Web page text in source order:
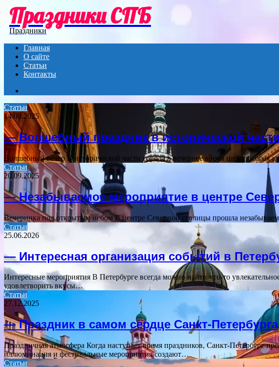
Menu
Праздники СПБ
Праздники
Главная
О сайте
Статьи
Контакты
Статьи
14.08.2025
— Волшебный праздник в исторической
Волшебный вечер В исторической части города в вечернее время царит
Статьи
20.09.2025
— Незабываемое мероприятие в центре
Вечеринка под открытым небом В центре Северной столицы прошла
Статьи
25.06.2026
— Интересная организация событий в
Интересные мероприятия В Петербурге всегда можно найти что-то
удовлетворить вкусы…
Статьи
27.12.2025
— Праздник в самом сердце Санкт-Петербурга
Праздничная атмосфера Когда наступает время праздников, Санкт-Петербург
иллюминация и фестивальные мероприятия создают…
Статьи